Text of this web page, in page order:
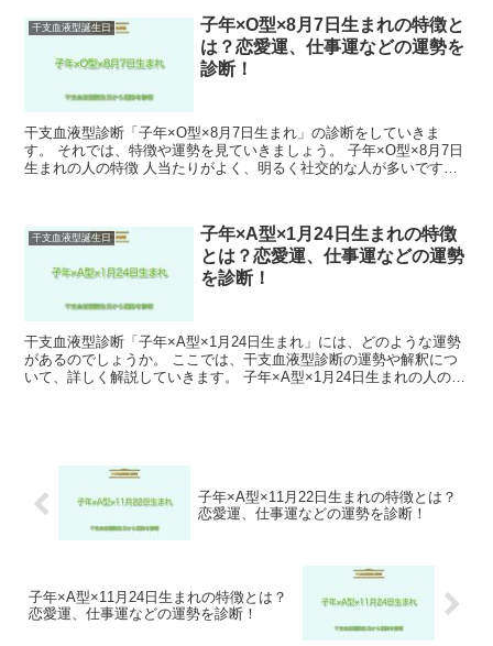
干支血液型誕生日
子年×O型×8月7日生まれの特徴と
は？恋愛運、仕事運などの運勢を
診断！
干支血液型診断「子年×O型×8月7日生まれ」の診断をしていきま
す。 それでは、特徴や運勢を見ていきましょう。 子年×O型×8月7日
生まれの人の特徴 人当たりがよく、明るく社交的な人が多いです。
干支血液型誕生日
子年×A型×1月24日生まれの特徴
とは？恋愛運、仕事運などの運勢
を診断！
干支血液型診断「子年×A型×1月24日生まれ」には、どのような運勢
があるのでしょうか。 ここでは、干支血液型診断の運勢や解釈につ
いて、詳しく解説していきます。 子年×A型×1月24日生まれの人の特
子年×A型×11月22日生まれの特徴とは？
恋愛運、仕事運などの運勢を診断！
子年×A型×11月24日生まれの特徴とは？
恋愛運、仕事運などの運勢を診断！